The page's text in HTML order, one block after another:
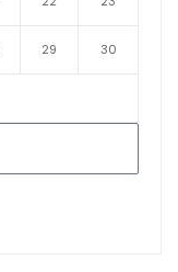
29 30